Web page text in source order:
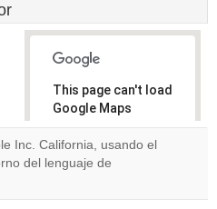
This page can't load
Google Maps
correctly.
Do you
Inc. California, usando el
del lenguaje de